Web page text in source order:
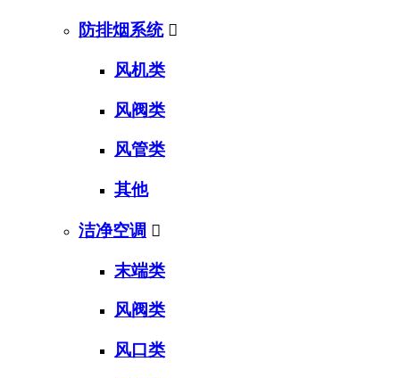
防排烟系统 
风机类
风阀类
风管类
其他
洁净空调 
末端类
风阀类
风口类